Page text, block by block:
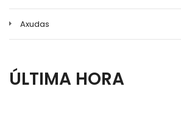
Axudas
ÚLTIMA HORA